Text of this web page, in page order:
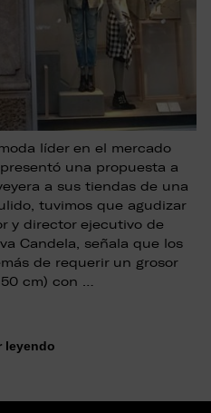
líder en el mercado
una propuesta a
a sus tiendas de una
tuvimos que agudizar
y director ejecutivo de
Candela, señala que los
de requerir un grosor
cm) con …
leyendo